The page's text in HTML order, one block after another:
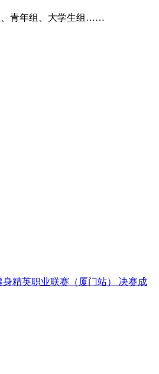
、青年组、大学生组……
精英职业联赛（厦门站） 决赛成